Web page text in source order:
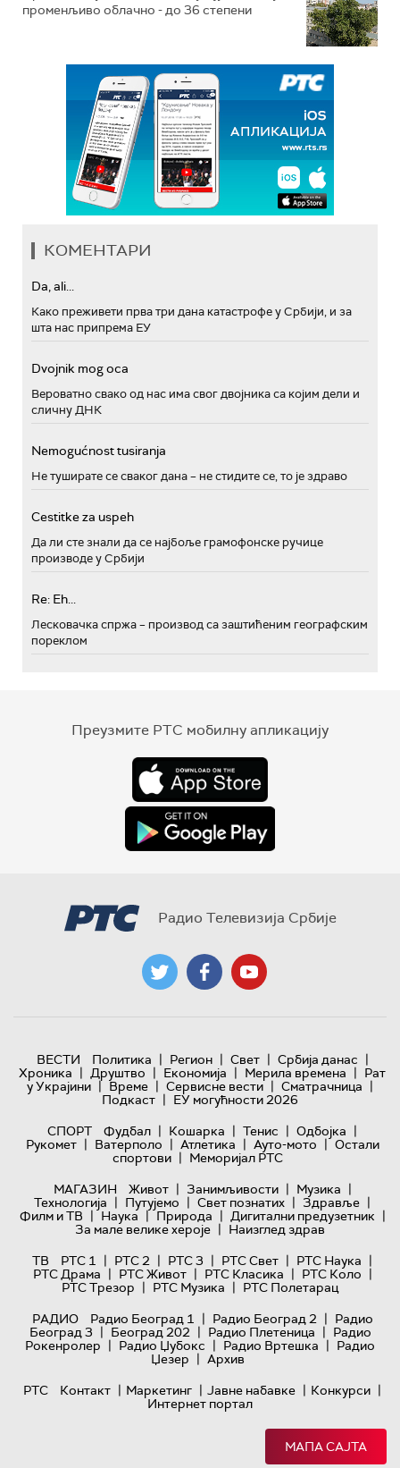
променљиво облачно - до 36 степени
КОМЕНТАРИ
Da, ali...
Како преживети прва три дана катастрофе у Србији, и за
шта нас припрема ЕУ
Dvojnik mog oca
Вероватно свако од нас има свог двојника са којим дели и
сличну ДНК
Nemogućnost tusiranja
Не туширате се сваког дана – не стидите се, то је здраво
Cestitke za uspeh
Да ли сте знали да се најбоље грамофонске ручице
производе у Србији
Re: Eh...
Лесковачка спржа – производ са заштићеним географским
пореклом
Преузмите РТС мобилну апликацију
Радио Телевизија Србије
ВЕСТИ Политика | Регион | Свет | Србија данас |
Хроника | Друштво | Економија | Мерила времена | Рат
у Украјини | Време | Сервисне вести | Сматрачница |
Подкаст | ЕУ могућности 2026
СПОРТ
Фудбал | Кошарка | Тенис | Одбојка |
Рукомет | Ватерполо | Атлетика | Ауто-мото | Остали
спортови | Меморијал РТС
МАГАЗИН
Живот | Занимљивости | Музика |
Технологијa | Путујемо | Свет познатих | Здравље |
Филм и ТВ | Наука | Природа | Дигитални предузетник |
За мале велике хероје | Наизглед здрав
ТВ
РТС 1 | РТС 2 | РТС 3 | РТС Свет | РТС Наука |
РТС Драма | РТС Живот | РТС Класика | РТС Коло |
РТС Трезор | РТС Музика | РТС Полетарац
РАДИО
Радио Београд 1 | Радио Београд 2 | Радио
Београд 3 | Београд 202 | Радио Плетеница | Радио
Рокенролер | Радио Џубокс | Радио Вртешка | Радио
Џезер | Архив
РТС
Контакт | Маркетинг | Јавне набавке | Конкурси |
Интернет портал
МАПА САЈТА